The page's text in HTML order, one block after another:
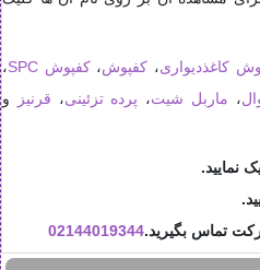
کاغذدیواری، کفپوش،کفپوش SPC
،
، ماربل شیت، پرده تزئینی، قرنیز
و
نمایید.
تماس بگیرید.02144019344